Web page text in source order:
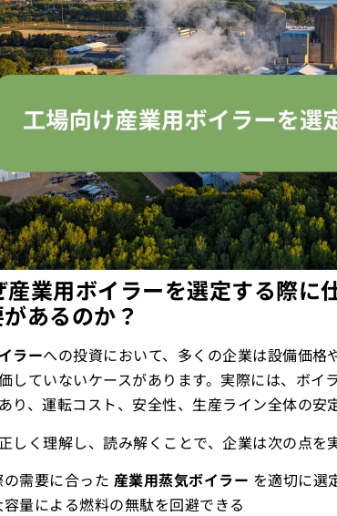
産業用ボイラーを選定する際に
あるのか？
ラーへの投資において、多くの企業は設備価
していないケースがあります。実際には、ボイ
り、運転コスト、安全性、生産ライン全体の安
しく理解し、読み解くことで、企業は次の点を
の需要に合った 産業用蒸気ボイラー を適切に選
容量による燃料の無駄を回避できる